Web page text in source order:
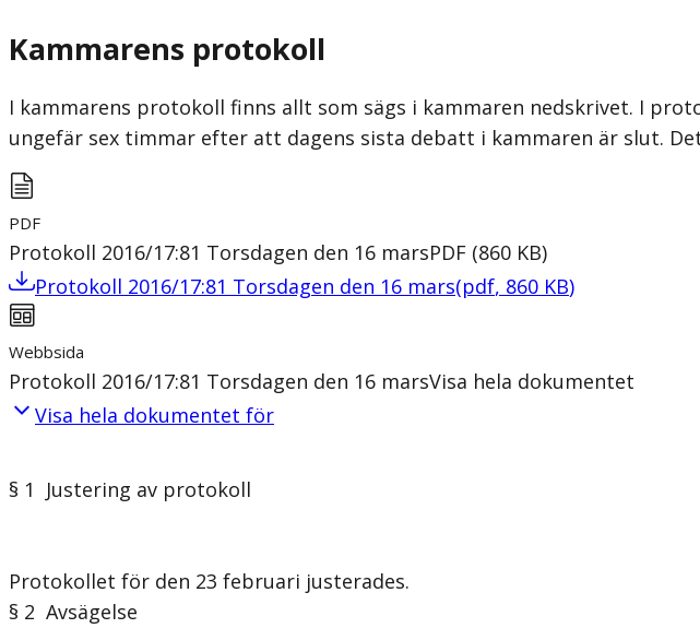
Kammarens protokoll
I kammarens protokoll finns allt som sägs i kammaren nedskrivet. I
ungefär sex timmar efter att dagens sista debatt i kammaren är slut.
PDF
Protokoll 2016/17:81 Torsdagen den 16 marsPDF (860 KB)
Protokoll 2016/17:81 Torsdagen den 16 mars(pdf, 860 KB)
Webbsida
Protokoll 2016/17:81 Torsdagen den 16 marsVisa hela dokumentet
Visa hela dokumentet för
§ 1 Justering av protokoll
Protokollet för den 23 februari justerades.
§ 2 Avsägelse